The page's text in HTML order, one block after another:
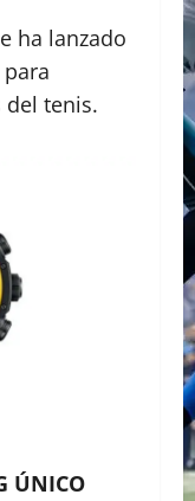
ha lanzado
del tenis.
ÚNICO